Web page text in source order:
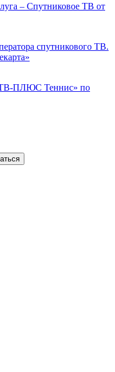
– Спутниковое ТВ от
спутникового ТВ.
ПЛЮС Теннис» по